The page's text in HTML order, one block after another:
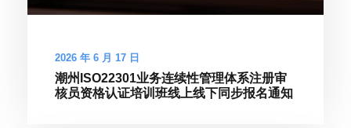
2026 年 6 月 17 日
潮州ISO22301业务连续性管理体系注册审
核员资格认证培训班线上线下同步报名通知